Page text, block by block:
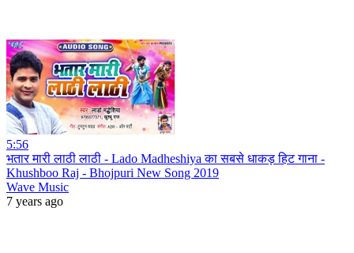
5:56
भतार मारी लाठी लाठी - Lado Madheshiya का सबसे धाकड़ हिट गाना -
Khushboo Raj - Bhojpuri New Song 2019
Wave Music
7 years ago